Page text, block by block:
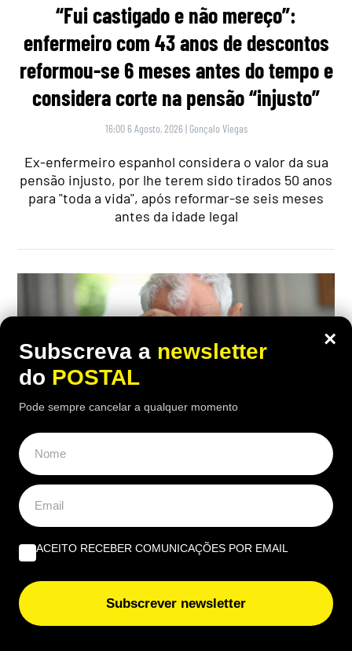
“Fui castigado e não mereço”:
enfermeiro com 43 anos de descontos
reformou-se 6 meses antes do tempo e
considera corte na pensão “injusto”
16:00 6 Agosto, 2026 | Gonçalo Viegas
Ex-enfermeiro espanhol considera o valor da sua
pensão injusto, por lhe terem sido tirados 50 anos
para "toda a vida", após reformar-se seis meses
antes da idade legal
Carpinteiro reformado de 91 anos com
incapacidade vê Segurança Social
recusar-lhe subida da pensão de 850€
para 1.547€: caso foi ‘parar’ a tribunal
×
Subscreva a newsletter
do POSTAL
Pode sempre cancelar a qualquer momento
ACEITO RECEBER COMUNICAÇÕES POR EMAIL
Subscrever newsletter